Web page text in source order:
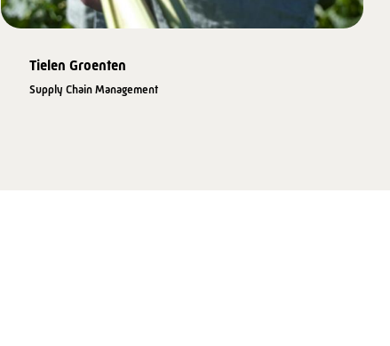
Tielen Groenten
Supply Chain Management